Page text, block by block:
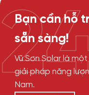
Bạn cần hỗ
sẵn sàng!
Vũ Sơn Solar là
giải pháp năng
Nam.